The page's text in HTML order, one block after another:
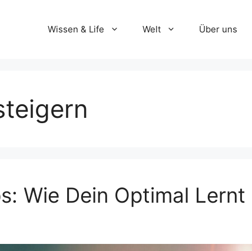
Wissen & Life Welt Über uns
Wie Dein Optimal Lernt